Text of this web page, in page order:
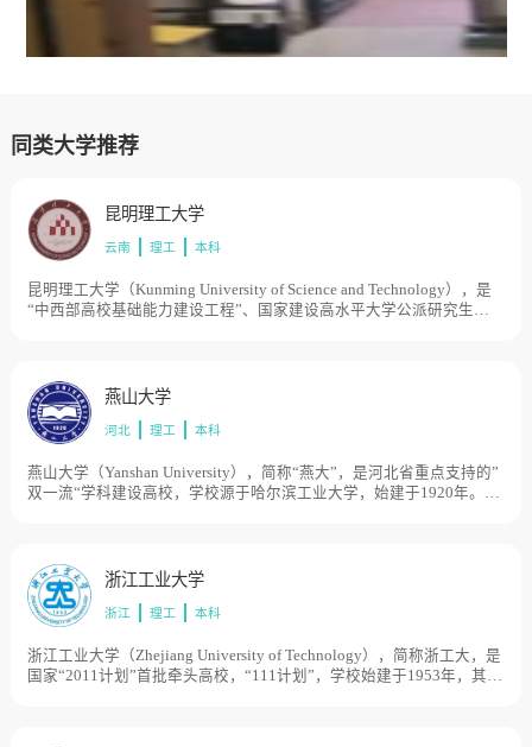
同类大学推荐
昆明理工大学
云南 理工 本科
昆明理工大学（Kunming University of Science and Technology），是
“中西部高校基础能力建设工程”、国家建设高水平大学公派研究生项
云南工业大学，历史起点可追溯到清宣统二年（1910年）。1999年，
两校合并组建成新昆明理工大学。2004年，云南省分析测试中心并
入。目前学校总体占地面积3915亩。
燕山大学
河北 理工 本科
燕山大学（Yanshan University），简称“燕大”，是河北省重点支持的”
双一流“学科建设高校，学校源于哈尔滨工业大学，始建于1920年。
1978年确定为全国重点高等院校。1985年至1997年学校整体南迁秦皇
岛市。1997年经原国家教委批准，更名燕山大学。1998年，由原机械
工业部划转到河北省，实行中央与地方共建，以河北省管理为主。
4000亩。
浙江工业大学
浙江 理工 本科
浙江工业大学（Zhejiang University of Technology），简称浙工大，是
国家“2011计划”首批牵头高校，“111计划”，学校始建于1953年，其前